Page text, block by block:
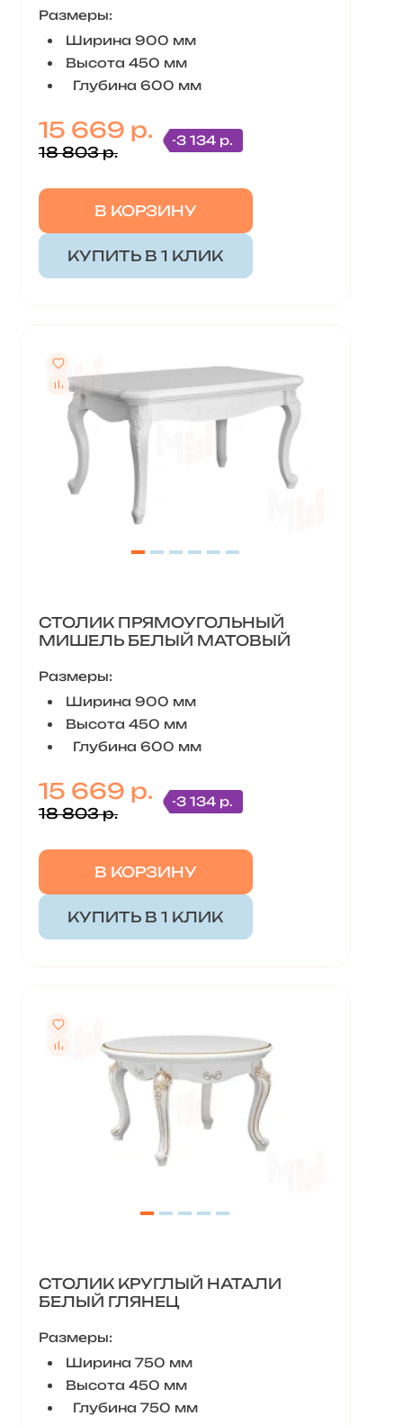
Размеры:
Ширина 900 мм
Высота 450 мм
Глубина 600 мм
15 669 р.
18 803 р.
-3 134 р.
В КОРЗИНУ
КУПИТЬ В 1 КЛИК
СТОЛИК ПРЯМОУГОЛЬНЫЙ
МИШЕЛЬ БЕЛЫЙ МАТОВЫЙ
Размеры:
Ширина 900 мм
Высота 450 мм
Глубина 600 мм
15 669 р.
18 803 р.
-3 134 р.
В КОРЗИНУ
КУПИТЬ В 1 КЛИК
СТОЛИК КРУГЛЫЙ НАТАЛИ
БЕЛЫЙ ГЛЯНЕЦ
Размеры:
Ширина 750 мм
Высота 450 мм
Глубина 750 мм